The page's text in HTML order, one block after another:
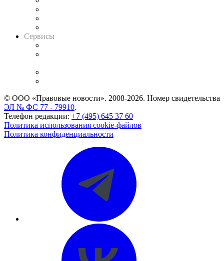
Сервисы
© ООО «Правовые новости». 2008-2026. Номер свидетельства
ЭЛ № ФС 77 - 79910.
Телефон редакции: +7 (495) 645 37 60
Политика использования cookie-файлов
Политика конфиденциальности